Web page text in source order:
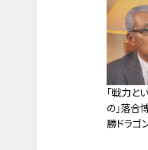
「戦力と
の」落合
勝ドラゴ